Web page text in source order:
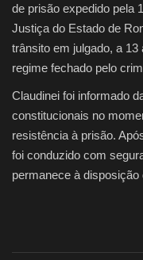
de prisão expedido pela
Justiça do Estado de
trânsito em julgado, a
regime fechado pelo
Claudinei foi informado
constitucionais no
resistência à prisão.
foi conduzido com
permanece à disposição